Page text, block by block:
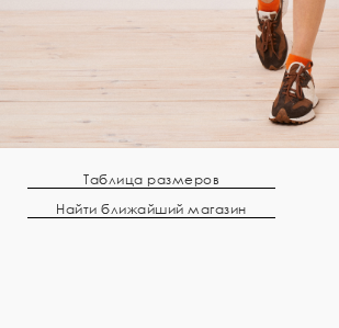
Таблица размеров
Найти ближайший магазин